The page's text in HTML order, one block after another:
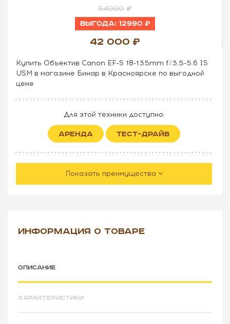
54990
Выгода: 12990
42 000
Купить Объектив Canon EF-S 18-135mm f/3.5-5.6 IS
USM в магазине Бинар в Красноярске по выгодной
цене
Для этой техники доступно:
АРЕНДА ТЕСТ–ДРАЙВ
Показать преимущества
ИНФОРМАЦИЯ О ТОВАРЕ
ОПИСАНИЕ
ХАРАКТЕРИСТИКИ